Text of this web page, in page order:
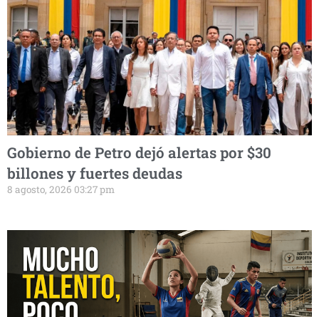
Gobierno de Petro dejó alertas por $30
billones y fuertes deudas
8 agosto, 2026 03:27 pm